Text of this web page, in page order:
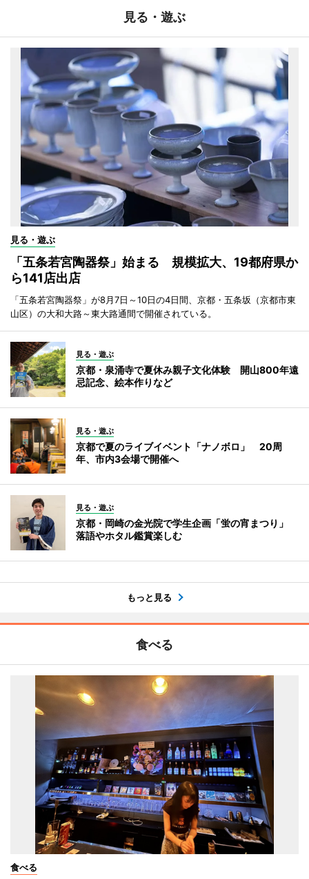
見る・遊ぶ
見る・遊ぶ
「五条若宮陶器祭」始まる 規模拡大、19都府県か
ら141店出店
「五条若宮陶器祭」が8月7日～10日の4日間、京都・五条坂（京都市東
山区）の大和大路～東大路通間で開催されている。
見る・遊ぶ
京都・泉涌寺で夏休み親子文化体験 開山800年遠
忌記念、絵本作りなど
見る・遊ぶ
京都で夏のライブイベント「ナノボロ」 20周
年、市内3会場で開催へ
見る・遊ぶ
京都・岡崎の金光院で学生企画「蛍の宵まつり」
落語やホタル鑑賞楽しむ
もっと見る
食べる
食べる